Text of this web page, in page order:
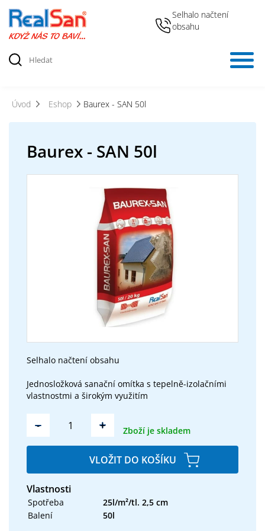
Selhalo načtení
obsahu
Úvod Eshop Baurex - SAN 50l
Baurex - SAN 50l
Selhalo načtení obsahu
Jednosložková sanační omítka s tepelně-izolačními
vlastnostmi a širokým využitím
- + Zboží je skladem
VLOŽIT DO KOŠÍKU
Vlastnosti
Spotřeba
25l/m²/tl. 2,5 cm
Balení
50l